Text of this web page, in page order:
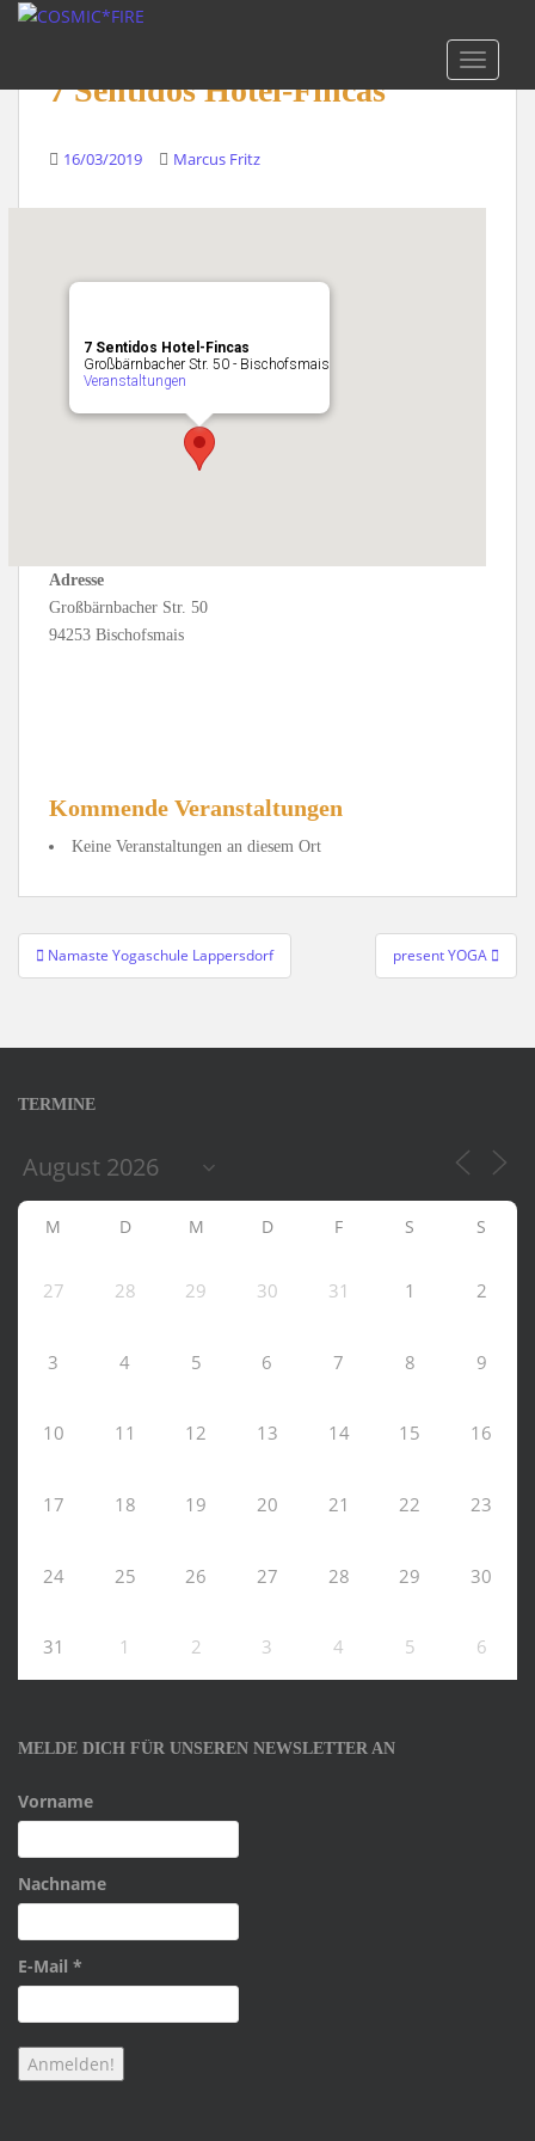
p
7 Sentidos Hotel-Fincas
16/03/2019 Marcus Fritz
7 Sentidos Hotel-Fincas
Großbärnbacher Str. 50 - Bischofsmais
Veranstaltungen
Adresse
Großbärnbacher Str. 50
94253 Bischofsmais
Kommende Veranstaltungen
Keine Veranstaltungen an diesem Ort
Beitragsnavigation
Namaste Yogaschule Lappersdorf present YOGA
TERMINE
M D M D F S S
27 28 29 30 31 1 2
3 4 5 6 7 8 9
10 11 12 13 14 15 16
17 18 19 20 21 22 23
24 25 26 27 28 29 30
31 1 2 3 4 5 6
MELDE DICH FÜR UNSEREN NEWSLETTER AN
Vorname
Nachname
E-Mail *